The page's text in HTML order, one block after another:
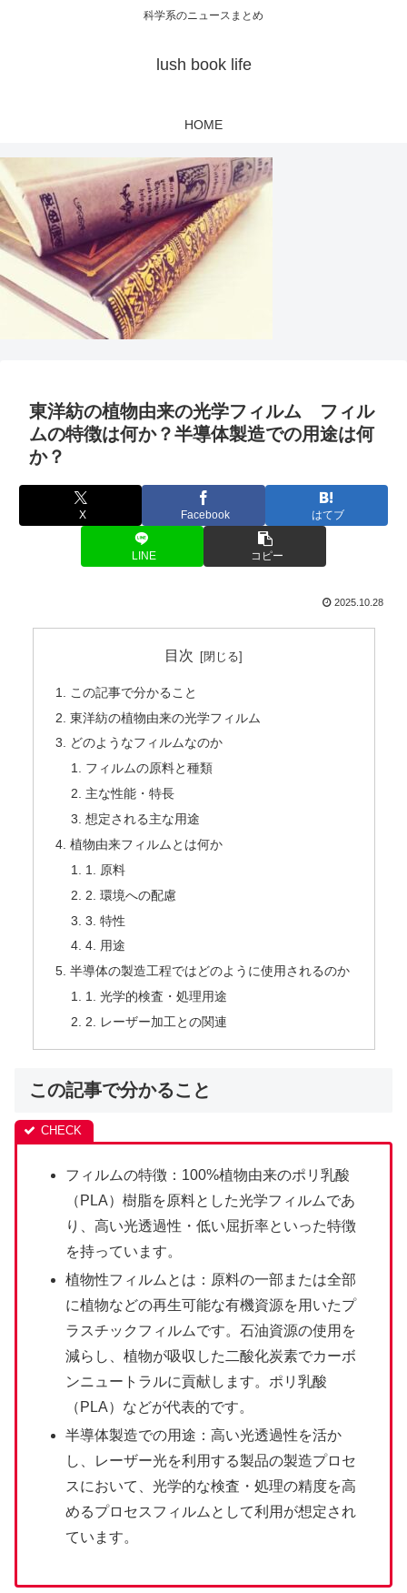
科学系のニュースまとめ
lush book life
HOME
東洋紡の植物由来の光学フィルム フィル
ムの特徴は何か？半導体製造での用途は何
か？
X Facebook はてブ
LINE コピー
2025.10.28
目次
この記事で分かること
東洋紡の植物由来の光学フィルム
どのようなフィルムなのか
フィルムの原料と種類
主な性能・特長
想定される主な用途
植物由来フィルムとは何か
1. 原料
2. 環境への配慮
3. 特性
4. 用途
半導体の製造工程ではどのように使用されるのか
1. 光学的検査・処理用途
2. レーザー加工との関連
この記事で分かること
フィルムの特徴：100%植物由来のポリ乳酸
（PLA）樹脂を原料とした光学フィルムであ
り、高い光透過性・低い屈折率といった特徴
を持っています。
植物性フィルムとは：原料の一部または全部
に植物などの再生可能な有機資源を用いたプ
ラスチックフィルムです。石油資源の使用を
減らし、植物が吸収した二酸化炭素でカーボ
ンニュートラルに貢献します。ポリ乳酸
（PLA）などが代表的です。
半導体製造での用途：高い光透過性を活か
し、レーザー光を利用する製品の製造プロセ
スにおいて、光学的な検査・処理の精度を高
めるプロセスフィルムとして利用が想定され
ています。